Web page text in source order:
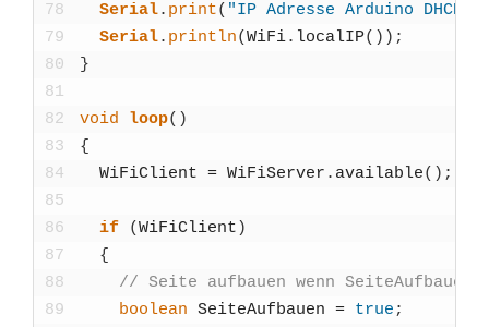
78
79
80
81
82
83
84
85
86
87
88
89
Seri­al. print( "IP Adres­se Ardui­no DHCP:
Seri­al. println(WiFi. localIP( ) ) ;
}
void loop( )
{
WiFiCli­ent = WiFi­Ser­ver . available( ) ;
if (WiFiCli­ent )
{
// Sei­te auf­bau­en wenn
boolean Sei­te­Auf­bau­en = true ;